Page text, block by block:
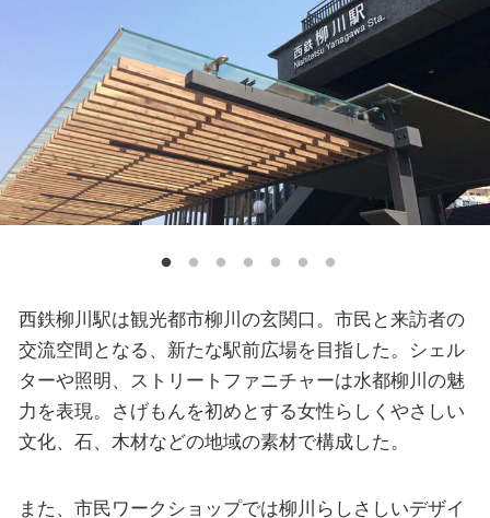
西鉄柳川駅は観光都市柳川の玄関口。市民と来訪者の
交流空間となる、新たな駅前広場を目指した。シェル
ターや照明、ストリートファニチャーは水都柳川の魅
力を表現。さげもんを初めとする女性らしくやさしい
文化、石、木材などの地域の素材で構成した。
また、市民ワークショップでは柳川らしさしいデザイ